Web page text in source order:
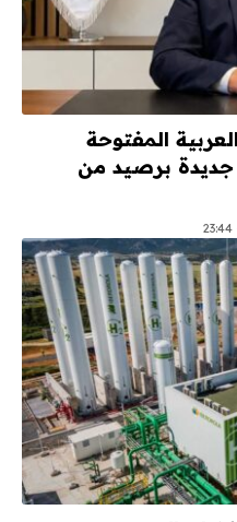
المفتوحة
جديدة برصيد من